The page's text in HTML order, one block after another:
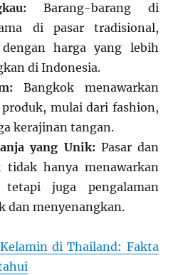
Barang-barang di
di pasar tradisional,
harga yang lebih
di Indonesia.
Bangkok menawarkan
mulai dari fashion,
kerajinan tangan.
yang Unik: Pasar dan
hanya menawarkan
juga pengalaman
dan menyenangkan.
di Thailand: Fakta